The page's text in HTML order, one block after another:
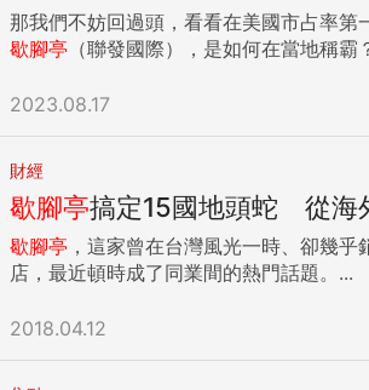
那我們不妨回過頭，看看在美國市占率第
歇腳亭 （聯發國際），是如何在當地稱霸
2023.08.17
財經
歇腳亭搞定15國地頭蛇 從海
歇腳亭 ，這家曾在台灣風光一時、卻幾乎
店，最近頓時成了同業間的熱門話題。...
2018.04.12